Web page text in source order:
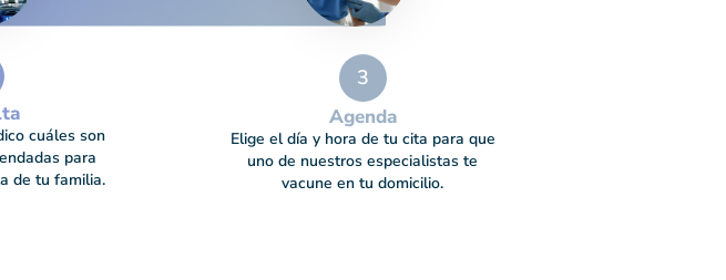
cuáles son
para
de tu familia.
3
Agenda
Elige el día y hora de tu cita para que
uno de nuestros especialistas te
vacune en tu domicilio.